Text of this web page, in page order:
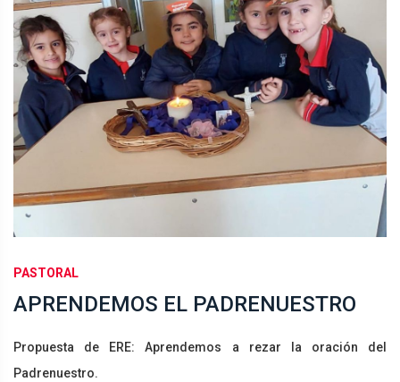
PASTORAL
APRENDEMOS EL PADRENUESTRO
Propuesta de ERE: Aprendemos a rezar la oración del
Padrenuestro.